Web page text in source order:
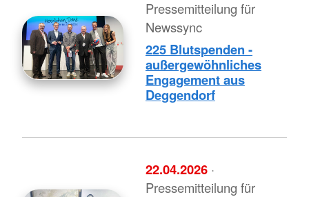
Pressemitteilung für
Newssync
225 Blutspenden -
außergewöhnliches
Engagement aus
Deggendorf
22.04.2026 ·
Pressemitteilung für